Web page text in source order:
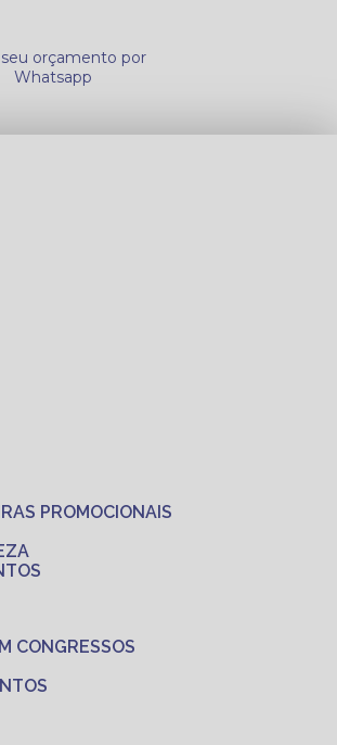
seu orçamento por
Whatsapp
PROMOCIONAIS
CONGRESSOS